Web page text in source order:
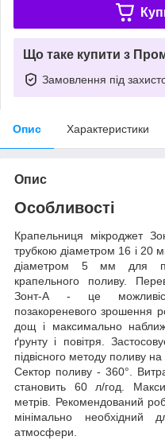
Що таке купити з
Замовлення під
Опис Характеристики
Опис
Особливості
Крапельниця мікроджет
трубкою діаметром 16 і 20
діаметром 5 мм для
крапельного поливу.
Зонт-А - це
позакореневого зрошення
дощ і максимально
ґрунту і повітря.
підвісного методу поливу
Сектор поливу - 360°.
становить 60 л/год.
метрів. Рекомендований
мінімально
атмосфери.